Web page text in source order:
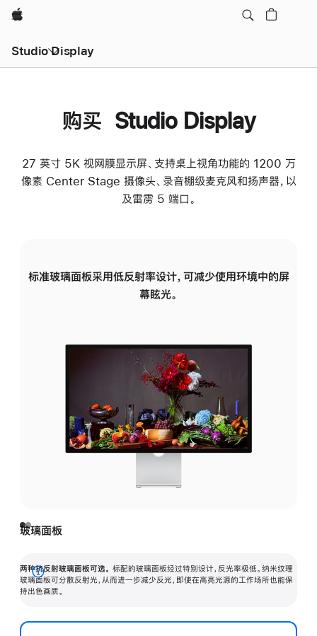
Apple
Studio Display
购买 Studio Display
27 英寸 5K 视网膜显示屏、支持桌上视角功能的 1200 万
像素 Center Stage 摄像头、录音棚级麦克风和扬声器，以
及雷雳 5 端口。
标准玻璃面板采用低反射率设计，可减少使用环境中的屏
幕眩光。
玻璃面板
两种抗反射玻璃面板可选。 标配的玻璃面板经过特别设计，反光率极低。纳米纹理
玻璃面板可分散反射光，从而进一步减少反光，即使在高亮光源的工作场所也能保
持出色画质。
展
开